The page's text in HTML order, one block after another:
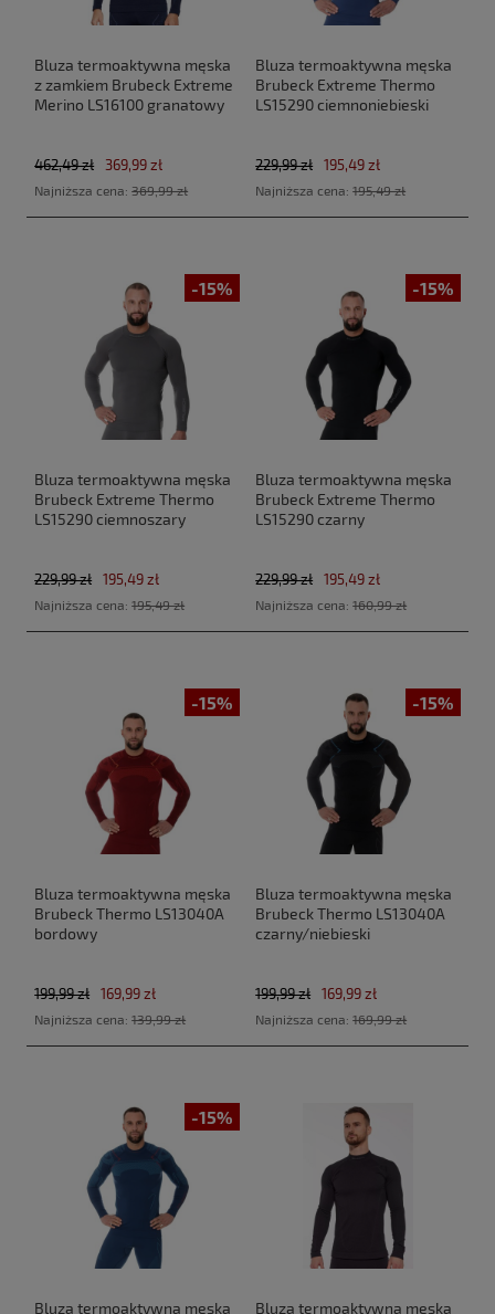
Bluza termoaktywna męska
z zamkiem Brubeck Extreme
Merino LS16100 granatowy
369,99 zł
462,49 zł
Najniższa cena:369,99 zł
Bluza termoaktywna męska
Brubeck Extreme Thermo
LS15290 ciemnoniebieski
195,49 zł
229,99 zł
Najniższa cena:195,49 zł
-15%
Bluza termoaktywna męska
Brubeck Extreme Thermo
LS15290 ciemnoszary
195,49 zł
229,99 zł
Najniższa cena:195,49 zł
-15%
Bluza termoaktywna męska
Brubeck Extreme Thermo
LS15290 czarny
195,49 zł
229,99 zł
Najniższa cena:160,99 zł
-15%
Bluza termoaktywna męska
Brubeck Thermo LS13040A
bordowy
169,99 zł
199,99 zł
Najniższa cena:139,99 zł
-15%
Bluza termoaktywna męska
Brubeck Thermo LS13040A
czarny/niebieski
169,99 zł
199,99 zł
Najniższa cena:169,99 zł
-15%
Bluza termoaktywna męska
Bluza termoaktywna męska